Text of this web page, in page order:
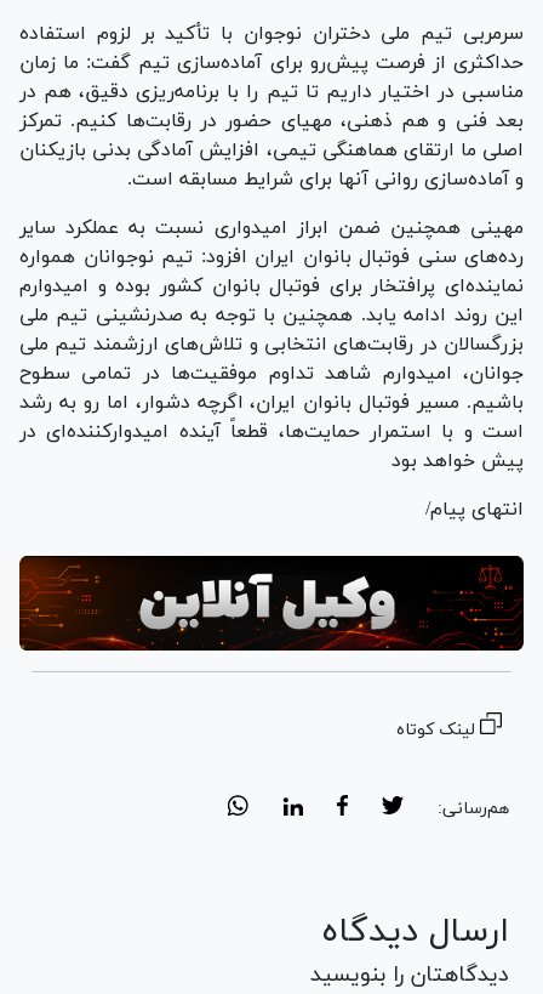
سرمربی تیم ملی دختران نوجوان با تأکید بر لزوم استفاده
حداکثری از فرصت پیش‌رو برای آماده‌سازی تیم گفت: ما زمان
مناسبی در اختیار داریم تا تیم را با برنامه‌ریزی دقیق، هم در
بعد فنی و هم ذهنی، مهیای حضور در رقابت‌ها کنیم. تمرکز
اصلی ما ارتقای هماهنگی تیمی، افزایش آمادگی بدنی بازیکنان
و آماده‌سازی روانی آنها برای شرایط مسابقه است.
مهینی همچنین ضمن ابراز امیدواری نسبت به عملکرد سایر
رده‌های سنی فوتبال بانوان ایران افزود: تیم نوجوانان همواره
نماینده‌ای پرافتخار برای فوتبال بانوان کشور بوده و امیدوارم
این روند ادامه یابد. همچنین با توجه به صدرنشینی تیم ملی
بزرگسالان در رقابت‌های انتخابی و تلاش‌های ارزشمند تیم ملی
جوانان، امیدوارم شاهد تداوم موفقیت‌ها در تمامی سطوح
باشیم. مسیر فوتبال بانوان ایران، اگرچه دشوار، اما رو به رشد
است و با استمرار حمایت‌ها، قطعاً آینده امیدوارکننده‌ای در
پیش خواهد بود
انتهای پیام/
لینک کوتاه
هم‌رسانی:
ارسال دیدگاه
دیدگاهتان را بنویسید